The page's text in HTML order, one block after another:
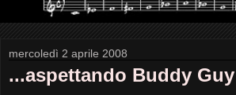
mercoledì 2 aprile 2008
...aspettando Buddy Guy